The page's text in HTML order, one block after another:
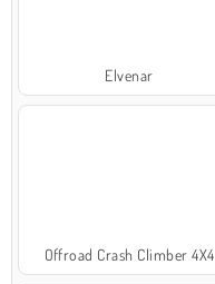
Elvenar
Offroad Crash Climber 4X4